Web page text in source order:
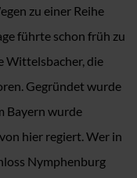
zu einer Reihe
führte schon früh zu
Wittelsbacher, die
Gegründet wurde
Bayern wurde
hier regiert. Wer in
Nymphenburg